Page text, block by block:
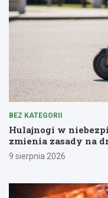
BEZ KATEGORII
Hulajnogi w
zmienia zasady na
9 sierpnia 2026